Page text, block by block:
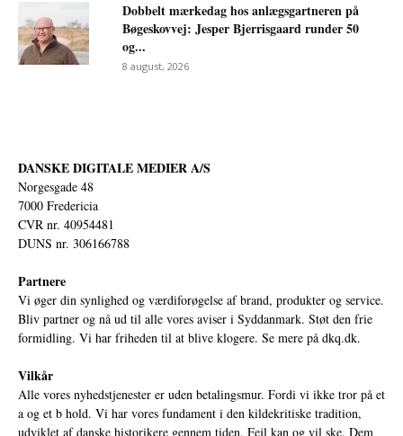
Dobbelt mærkedag hos anlægsgartneren på
Bøgeskovvej: Jesper Bjerrisgaard runder 50
og...
8 august, 2026
DANSKE DIGITALE MEDIER A/S
Norgesgade 48
7000 Fredericia
CVR nr. 40954481
DUNS nr. 306166788
Partnere
Vi øger din synlighed og værdiforøgelse af brand, produkter og service.
Bliv partner og nå ud til alle vores aviser i Syddanmark. Støt den frie
formidling. Vi har friheden til at blive klogere. Se mere på dkq.dk.
Vilkår
Alle vores nyhedstjenester er uden betalingsmur. Fordi vi ikke tror på et
a og et b hold. Vi har vores fundament i den kildekritiske tradition,
udviklet af danske historikere gennem tiden. Fejl kan og vil ske. Dem